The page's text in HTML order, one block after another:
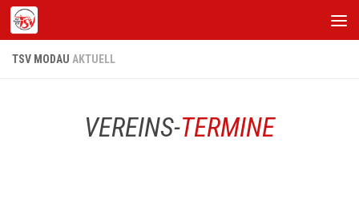
Zum Inhalt springen
TSV MODAU AKTUELL
VEREINS-TERMINE